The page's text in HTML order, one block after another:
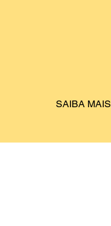
SAIBA MAIS